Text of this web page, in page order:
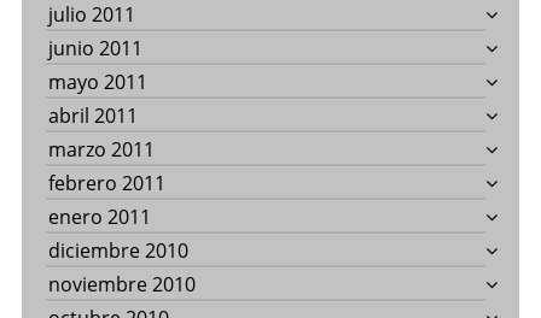
julio 2011
junio 2011
mayo 2011
abril 2011
marzo 2011
febrero 2011
enero 2011
diciembre 2010
noviembre 2010